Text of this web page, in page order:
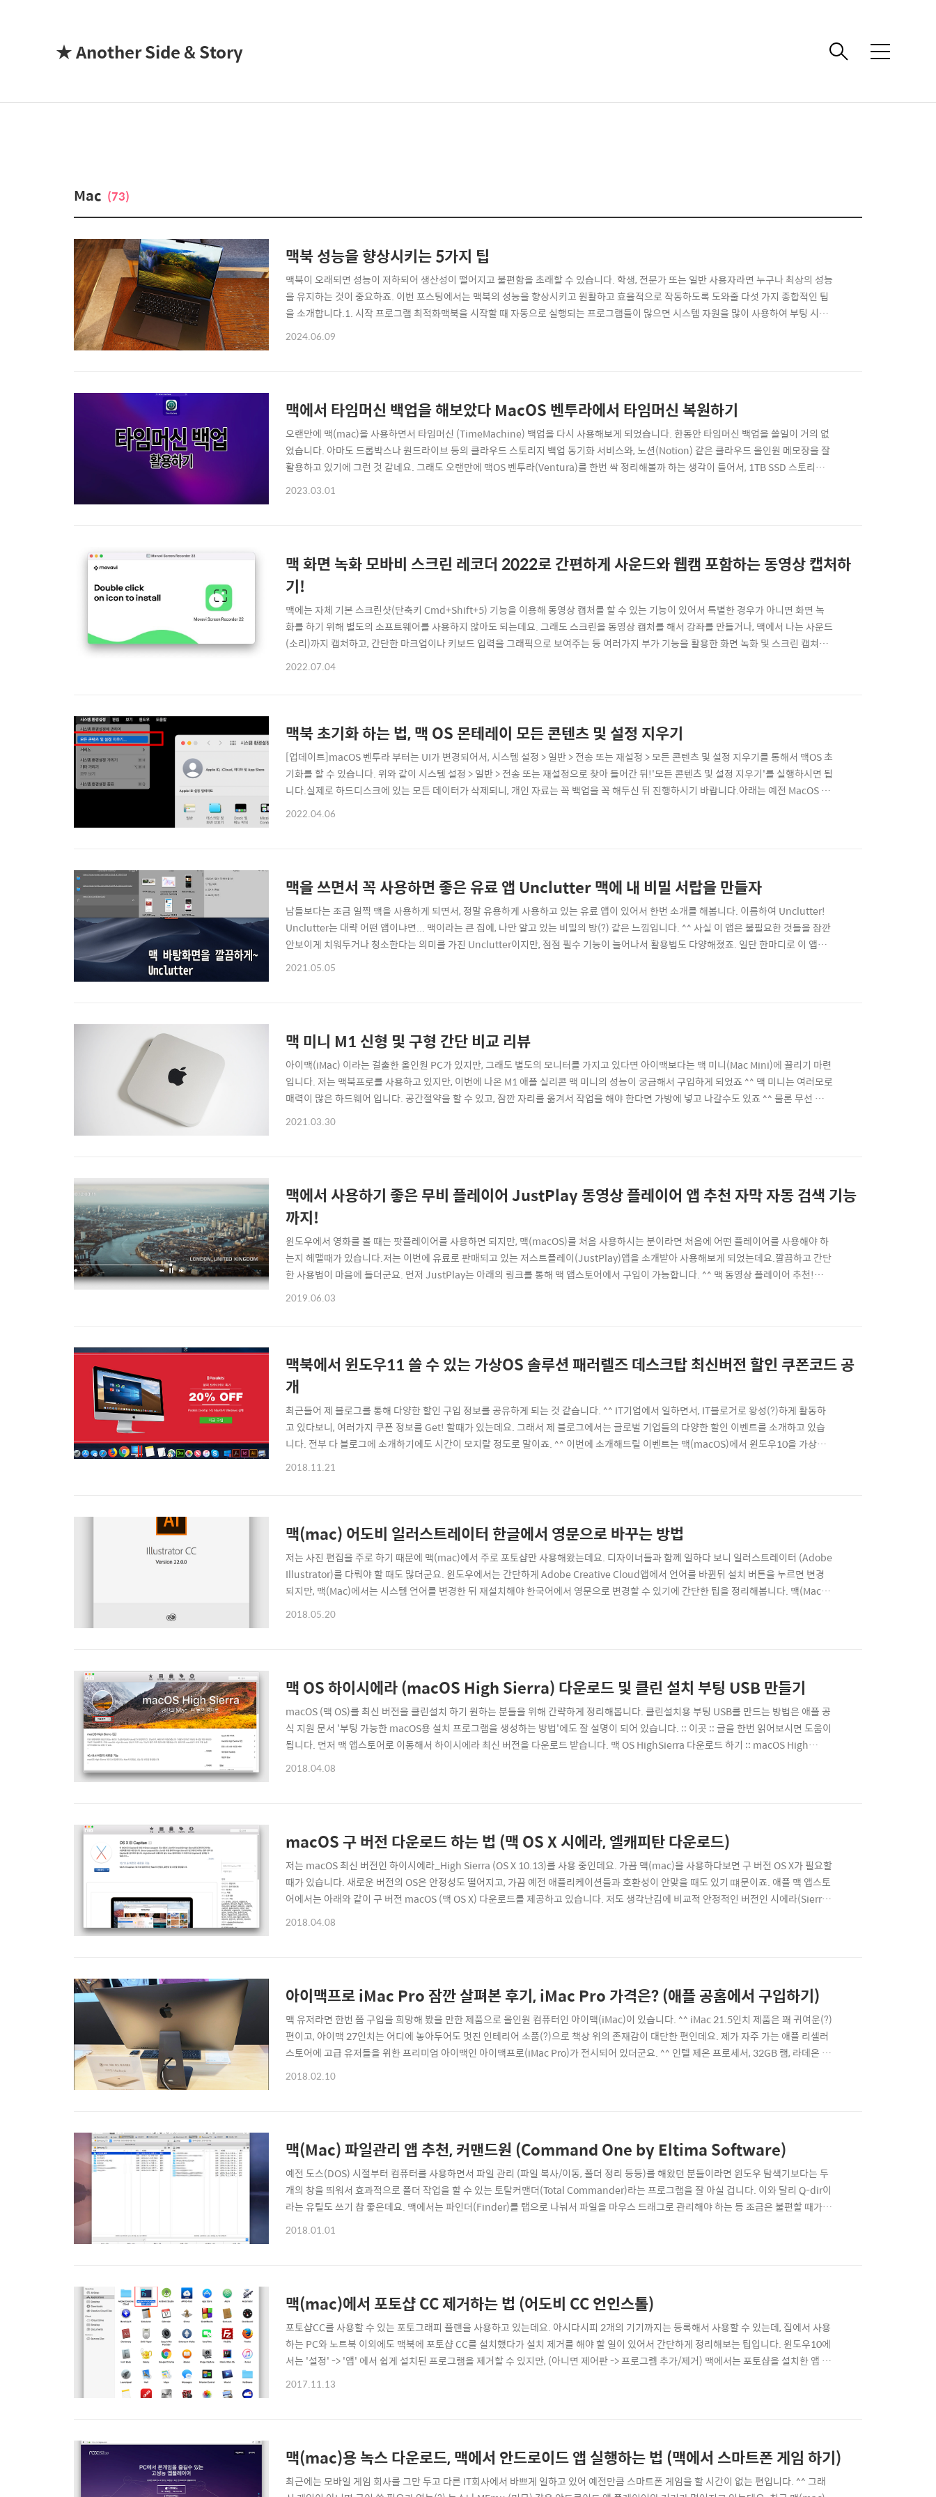
★ Another Side & Story 메
Mac (73)
맥북 성능을 향상시키는 5가지 팁
맥북이 오래되면 성능이 저하되어 생산성이 떨어지고 불편함을 초래할 수 있습니다. 학생, 전문가 또는 일반 사용자라면 누구나 최상의 성능
을 유지하는 것이 중요하죠. 이번 포스팅에서는 맥북의 성능을 향상시키고 원활하고 효율적으로 작동하도록 도와줄 다섯 가지 종합적인 팁
을 소개합니다.1. 시작 프로그램 최적화맥북을 시작할 때 자동으로 실행되는 프로그램들이 많으면 시스템 자원을 많이 사용하여 부팅 시간
이 느려질 수 있습니다. 이러한 시작 프로그램을 관리하면 성능을 크게 향상시킬 수 있습니다.시작 프로그램 관리 방법:Apple 사과 마크 메
2024.06.09
맥에서 타임머신 백업을 해보았다 MacOS 벤투라에서 타임머신 복원하기
오랜만에 맥(mac)을 사용하면서 타임머신 (TimeMachine) 백업을 다시 사용해보게 되었습니다. 한동안 타임머신 백업을 쓸일이 거의 없
었습니다. 아마도 드롭박스나 원드라이브 등의 클라우드 스토리지 백업 동기화 서비스와, 노션(Notion) 같은 클라우드 올인원 메모장을 잘
활용하고 있기에 그런 것 같네요. 그래도 오랜만에 맥OS 벤투라(Ventura)를 한번 싹 정리해볼까 하는 생각이 들어서, 1TB SSD 스토리지
를 APFS(Apple 파일 시스템)으로 포맷을 하고, 약 500GB가 넘는 맥북의 데이터를 타임머신으로 백업해보았습니다. 가장 먼저 맥에서 타
2023.03.01
맥 화면 녹화 모바비 스크린 레코더 2022로 간편하게 사운드와 웹캠 포함하는 동영상 캡처하
기!
맥에는 자체 기본 스크린샷(단축키 Cmd+Shift+5) 기능을 이용해 동영상 캡처를 할 수 있는 기능이 있어서 특별한 경우가 아니면 화면 녹
화를 하기 위해 별도의 소프트웨어를 사용하지 않아도 되는데요. 그래도 스크린을 동영상 캡처를 해서 강좌를 만들거나, 맥에서 나는 사운드
(소리)까지 캡처하고, 간단한 마크업이나 키보드 입력을 그래픽으로 보여주는 등 여러가지 부가 기능을 활용한 화면 녹화 및 스크린 캡쳐가
필요하게 되면, 상용 유료 소프트웨어를 사용하는 것이 편리할 때가 많습니다. 제가 사용해본 맥용 화면 캡처 소프트웨어 중, 모바비 스크린
2022.07.04
맥북 초기화 하는 법, 맥 OS 몬테레이 모든 콘텐츠 및 설정 지우기
[업데이트]macOS 벤투라 부터는 UI가 변경되어서, 시스템 설정 > 일반 > 전송 또는 재설정 > 모든 콘텐츠 및 설정 지우기를 통해서 맥OS 초
기화를 할 수 있습니다. 위와 같이 시스템 설정 > 일반 > 전송 또는 재설정으로 찾아 들어간 뒤!'모든 콘텐츠 및 설정 지우기'를 실행하시면 됩
니다.실제로 하드디스크에 있는 모든 데이터가 삭제되니, 개인 자료는 꼭 백업을 꼭 해두신 뒤 진행하시기 바랍니다.아래는 예전 MacOS 버
전을 사용하신다면 참고해보세요 :):: 새로운 Mac 구입하러 애플스토어 바로가기 ::맥OS 11 빅서(Big Sur) 때만 해도 맥을 초기화 하기 위
2022.04.06
맥을 쓰면서 꼭 사용하면 좋은 유료 앱 Unclutter 맥에 내 비밀 서랍을 만들자
남들보다는 조금 일찍 맥을 사용하게 되면서, 정말 유용하게 사용하고 있는 유료 앱이 있어서 한번 소개를 해봅니다. 이름하여 Unclutter!
Unclutter는 대략 어떤 앱이냐면... 맥이라는 큰 집에, 나만 알고 있는 비밀의 방(?) 같은 느낌입니다. ^^ 사실 이 앱은 불필요한 것들을 잠깐
안보이게 치워두거나 청소한다는 의미를 가진 Unclutter이지만, 점점 필수 기능이 늘어나서 활용법도 다양해졌죠. 일단 한마디로 이 앱이
어떤 앱이다라는 것을 설명하기 위해서는 직접 보여드리는게 빠를 것 같아서 아래의 영상(?)을 만들어봤습니다. 마우스 커서를 올린 뒤에,
2021.05.05
맥 미니 M1 신형 및 구형 간단 비교 리뷰
아이맥(iMac) 이라는 걸출한 올인원 PC가 있지만, 그래도 별도의 모니터를 가지고 있다면 아이맥보다는 맥 미니(Mac Mini)에 끌리기 마련
입니다. 저는 맥북프로를 사용하고 있지만, 이번에 나온 M1 애플 실리콘 맥 미니의 성능이 궁금해서 구입하게 되었죠 ^^ 맥 미니는 여러모로
매력이 많은 하드웨어 입니다. 공간절약을 할 수 있고, 잠깐 자리를 옮겨서 작업을 해야 한다면 가방에 넣고 나갈수도 있죠 ^^ 물론 무선 마우
스와 키보드 정도는 챙겨야할지도 모르지만 말입니다. 결론적으로 컴팩트한 구성을 원한다면 맥 미니만한 고성능(?) 데스크탑이 따로 없습
2021.03.30
맥에서 사용하기 좋은 무비 플레이어 JustPlay 동영상 플레이어 앱 추천 자막 자동 검색 기능
까지!
윈도우에서 영화를 볼 때는 팟플레이어를 사용하면 되지만, 맥(macOS)를 처음 사용하시는 분이라면 처음에 어떤 플레이어를 사용해야 하
는지 헤맬때가 있습니다.저는 이번에 유료로 판매되고 있는 저스트플레이(JustPlay)앱을 소개받아 사용해보게 되었는데요.깔끔하고 간단
한 사용법이 마음에 들더군요. 먼저 JustPlay는 아래의 링크를 통해 맥 앱스토어에서 구입이 가능합니다. ^^ 맥 동영상 플레이어 추천!
JustPlay :: JustPlay 맥 앱스토어에서 열기 ::이 샹용 무비 플레이어가 좋은 이유는 빠르다는 것, 그리고 영상 플레이에 필수적으로 필요한
2019.06.03
맥북에서 윈도우11 쓸 수 있는 가상OS 솔루션 패러렐즈 데스크탑 최신버전 할인 쿠폰코드 공
개
최근들어 제 블로그를 통해 다양한 할인 구입 정보를 공유하게 되는 것 같습니다. ^^ IT기업에서 일하면서, IT블로거로 왕성(?)하게 활동하
고 있다보니, 여러가지 쿠폰 정보를 Get! 할때가 있는데요. 그래서 제 블로그에서는 글로벌 기업들의 다양한 할인 이벤트를 소개하고 있습
니다. 전부 다 블로그에 소개하기에도 시간이 모지랄 정도로 말이죠. ^^ 이번에 소개해드릴 이벤트는 맥(macOS)에서 윈도우10을 가상으
로 돌리는데 가장 많이 사용되는 패러렐즈 데스크탑 (Parallels Desktop 14)입니다. :: Parallels Desktop 최신버전 특별 할인가 구입하
2018.11.21
맥(mac) 어도비 일러스트레이터 한글에서 영문으로 바꾸는 방법
저는 사진 편집을 주로 하기 때문에 맥(mac)에서 주로 포토샵만 사용해왔는데요. 디자이너들과 함께 일하다 보니 일러스트레이터 (Adobe
Illustrator)를 다뤄야 할 때도 많더군요. 윈도우에서는 간단하게 Adobe Creative Cloud앱에서 언어를 바뀐뒤 설치 버튼을 누르면 변경
되지만, 맥(Mac)에서는 시스템 언어를 변경한 뒤 재설치해야 한국어에서 영문으로 변경할 수 있기에 간단한 팁을 정리해봅니다. 맥(Mac)
일러스트레이터 CC 한글 -> 영문 변경하는 방법 먼저 맥(Mac)에 설치되어 있는 일러스트레이터가 한국어로 되어 있다면 언인스톨을 합니
2018.05.20
맥 OS 하이시에라 (macOS High Sierra) 다운로드 및 클린 설치 부팅 USB 만들기
macOS (맥 OS)를 최신 버전을 클린설치 하기 원하는 분들을 위해 간략하게 정리해봅니다. 클린설치용 부팅 USB를 만드는 방법은 애플 공
식 지원 문서 '부팅 가능한 macOS용 설치 프로그램을 생성하는 방법'에도 잘 설명이 되어 있습니다. :: 이곳 :: 글을 한번 읽어보시면 도움이
됩니다. 먼저 맥 앱스토어로 이동해서 하이시에라 최신 버전을 다운로드 받습니다. 맥 OS HighSierra 다운로드 하기 :: macOS High
Sierra 다운로드 하러 바로가기 :: 다운로드는 인터넷 속도 환경에 따라 다르지만 약 10 분 정도면 완료됩니다. 용량은 5.22GB 정도 되는군
2018.04.08
macOS 구 버전 다운로드 하는 법 (맥 OS X 시에라, 엘캐피탄 다운로드)
저는 macOS 최신 버전인 하이시에라_High Sierra (OS X 10.13)를 사용 중인데요. 가끔 맥(mac)을 사용하다보면 구 버전 OS X가 필요할
때가 있습니다. 새로운 버전의 OS은 안정성도 떨어지고, 가끔 예전 애플리케이션들과 호환성이 안맞을 때도 있기 떄문이죠. 애플 맥 앱스토
어에서는 아래와 같이 구 버전 macOS (맥 OS X) 다운로드를 제공하고 있습니다. 저도 생각난김에 비교적 안정적인 버전인 시에라(Sierra)
클린 인스톨 USB를 만들어둘 생각에 포스팅으로 정리해봅니다. macOS Sierra 10.12 :: macOS 시에라 다운로드 바로가기 :: OS X El
2018.04.08
아이맥프로 iMac Pro 잠깐 살펴본 후기, iMac Pro 가격은? (애플 공홈에서 구입하기)
맥 유저라면 한번 쯤 구입을 희망해 봤을 만한 제품으로 올인원 컴퓨터인 아이맥(iMac)이 있습니다. ^^ iMac 21.5인치 제품은 꽤 귀여운(?)
편이고, 아이맥 27인치는 어디에 놓아두어도 멋진 인테리어 소품(?)으로 책상 위의 존재감이 대단한 편인데요. 제가 자주 가는 애플 리셀러
스토어에 고급 유저들을 위한 프리미엄 아이맥인 아이맥프로(iMac Pro)가 전시되어 있더군요. ^^ 인텔 제온 프로세서, 32GB 램, 라데온 프
로 외장 그래픽, 5K 디스플레이로 후덜덜한 스펙이라 선뜻 구입은(?) 못하고 있지만, 엄청 관심이 있기에 한번 살펴보고 돌아왔습니다. ▲
2018.02.10
맥(Mac) 파일관리 앱 추천, 커맨드원 (Command One by Eltima Software)
예전 도스(DOS) 시절부터 컴퓨터를 사용하면서 파일 관리 (파일 복사/이동, 폴더 정리 등등)를 해왔던 분들이라면 윈도우 탐색기보다는 두
개의 창을 띄워서 효과적으로 폴더 작업을 할 수 있는 토탈커맨더(Total Commander)라는 프로그램을 잘 아실 겁니다. 이와 달리 Q-dir이
라는 유틸도 쓰기 참 좋은데요. 맥에서는 파인더(Finder)를 탭으로 나눠서 파일을 마우스 드래그로 관리해야 하는 등 조금은 불편할 때가
있죠 ^^ 저는 오래전부터 엘티마 소프트웨어(Eltima Software)의 커맨드 원 (Command One)를 사용해오고 있었는데요. 노턴 커맨더
2018.01.01
맥(mac)에서 포토샵 CC 제거하는 법 (어도비 CC 언인스톨)
포토샵CC를 사용할 수 있는 포토그래피 플랜을 사용하고 있는데요. 아시다시피 2개의 기기까지는 등록해서 사용할 수 있는데, 집에서 사용
하는 PC와 노트북 이외에도 맥북에 포토샵 CC를 설치했다가 설치 제거를 해야 할 일이 있어서 간단하게 정리해보는 팁입니다. 윈도우10에
서는 '설정' -> '앱' 에서 쉽게 설치된 프로그램을 제거할 수 있지만, (아니면 제어판 -> 프로그렘 추가/제거) 맥에서는 포토샵을 설치한 앱 안
에 자체 언인스톨러가 제공되기에 이걸 실행하면 됩니다. 맥(Mac)에서 포토샵, 크리에이티브 클라우드 클라우드 삭제하는 법 먼저 맥
2017.11.13
맥(mac)용 녹스 다운로드, 맥에서 안드로이드 앱 실행하는 법 (맥에서 스마트폰 게임 하기)
최근에는 모바일 게임 회사를 그만 두고 다른 IT회사에서 바쁘게 일하고 있어 예전만큼 스마트폰 게임을 할 시간이 없는 편입니다. ^^ 그래